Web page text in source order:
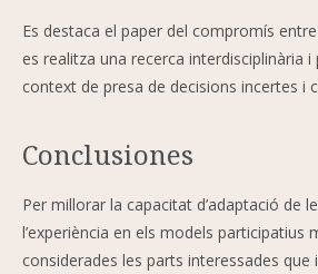
Es destaca el paper del compromís
es realitza una recerca interdisciplinària
context de presa de decisions incertes i
Conclusiones
Per millorar la capacitat d’adaptació de
l’experiència en els models participatius
considerades les parts interessades